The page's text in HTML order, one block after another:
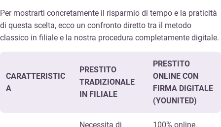
Per mostrarti concretamente il risparmio di tempo e la praticità
di questa scelta, ecco un confronto diretto tra il metodo
classico in filiale e la nostra procedura completamente digitale.
CARATTERISTIC
A
PRESTITO
TRADIZIONALE
IN FILIALE
PRESTITO
ONLINE CON
FIRMA DIGITALE
(YOUNITED)
Necessita di
100% online,